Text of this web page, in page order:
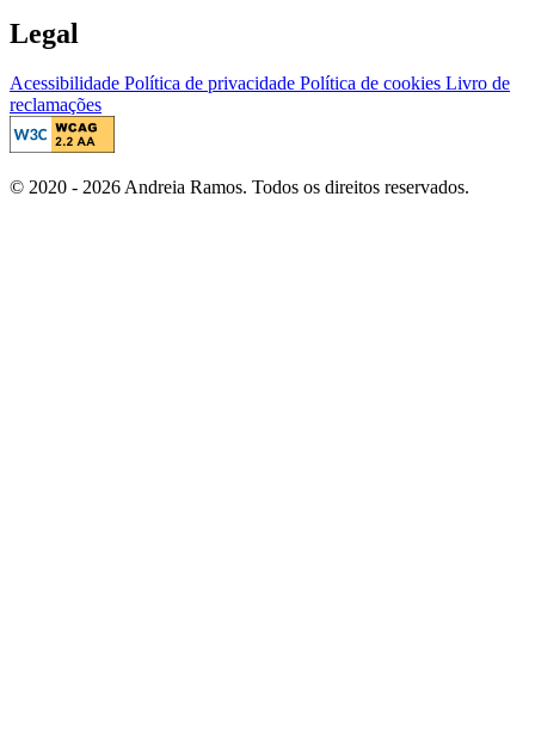
Legal
Acessibilidade Política de privacidade Política de cookies Livro de
reclamações
© 2020 - 2026 Andreia Ramos. Todos os direitos reservados.